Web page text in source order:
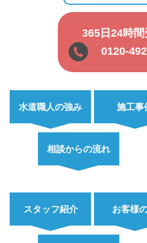
365日24時間
0120-
水道職人の強み 施工事
相談からの流れ
スタッフ紹介 お客様